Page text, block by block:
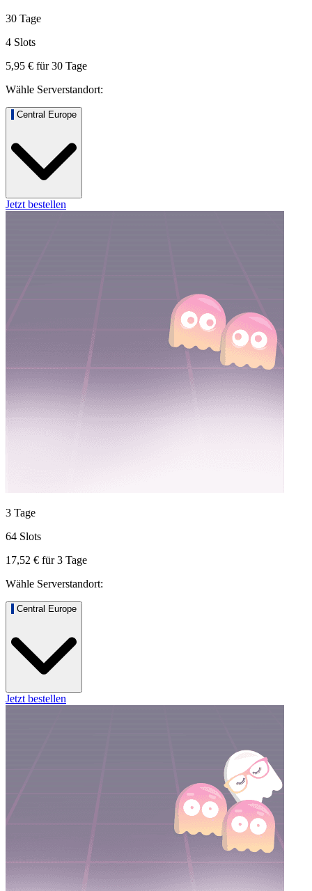
30 Tage
4 Slots
5,95 € für30 Tage
Wähle Serverstandort:
Central Europe
Jetzt bestellen
3 Tage
64 Slots
17,52 € für3 Tage
Wähle Serverstandort:
Central Europe
Jetzt bestellen